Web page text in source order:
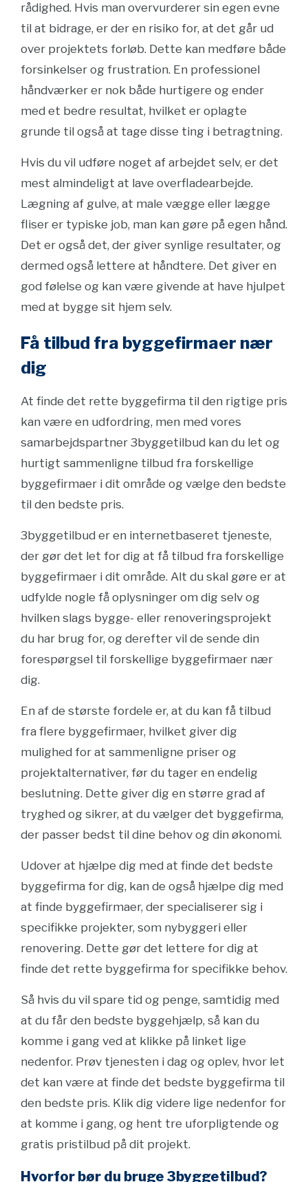
rådighed. Hvis man overvurderer sin egen evne
til at bidrage, er der en risiko for, at det går ud
over projektets forløb. Dette kan medføre både
forsinkelser og frustration. En professionel
håndværker er nok både hurtigere og ender
med et bedre resultat, hvilket er oplagte
grunde til også at tage disse ting i betragtning.
Hvis du vil udføre noget af arbejdet selv, er det
mest almindeligt at lave overfladearbejde.
Lægning af gulve, at male vægge eller lægge
fliser er typiske job, man kan gøre på egen hånd.
Det er også det, der giver synlige resultater, og
dermed også lettere at håndtere. Det giver en
god følelse og kan være givende at have hjulpet
med at bygge sit hjem selv.
Få tilbud fra byggefirmaer nær
dig
At finde det rette byggefirma til den rigtige pris
kan være en udfordring, men med vores
samarbejdspartner 3byggetilbud kan du let og
hurtigt sammenligne tilbud fra forskellige
byggefirmaer i dit område og vælge den bedste
til den bedste pris.
3byggetilbud er en internetbaseret tjeneste,
der gør det let for dig at få tilbud fra forskellige
byggefirmaer i dit område. Alt du skal gøre er at
udfylde nogle få oplysninger om dig selv og
hvilken slags bygge- eller renoveringsprojekt
du har brug for, og derefter vil de sende din
forespørgsel til forskellige byggefirmaer nær
dig.
En af de største fordele er, at du kan få tilbud
fra flere byggefirmaer, hvilket giver dig
mulighed for at sammenligne priser og
projektalternativer, før du tager en endelig
beslutning. Dette giver dig en større grad af
tryghed og sikrer, at du vælger det byggefirma,
der passer bedst til dine behov og din økonomi.
Udover at hjælpe dig med at finde det bedste
byggefirma for dig, kan de også hjælpe dig med
at finde byggefirmaer, der specialiserer sig i
specifikke projekter, som nybyggeri eller
renovering. Dette gør det lettere for dig at
finde det rette byggefirma for specifikke behov.
Så hvis du vil spare tid og penge, samtidig med
at du får den bedste byggehjælp, så kan du
komme i gang ved at klikke på linket lige
nedenfor. Prøv tjenesten i dag og oplev, hvor let
det kan være at finde det bedste byggefirma til
den bedste pris. Klik dig videre lige nedenfor for
at komme i gang, og hent tre uforpligtende og
gratis pristilbud på dit projekt.
Hvorfor bør du bruge 3byggetilbud?